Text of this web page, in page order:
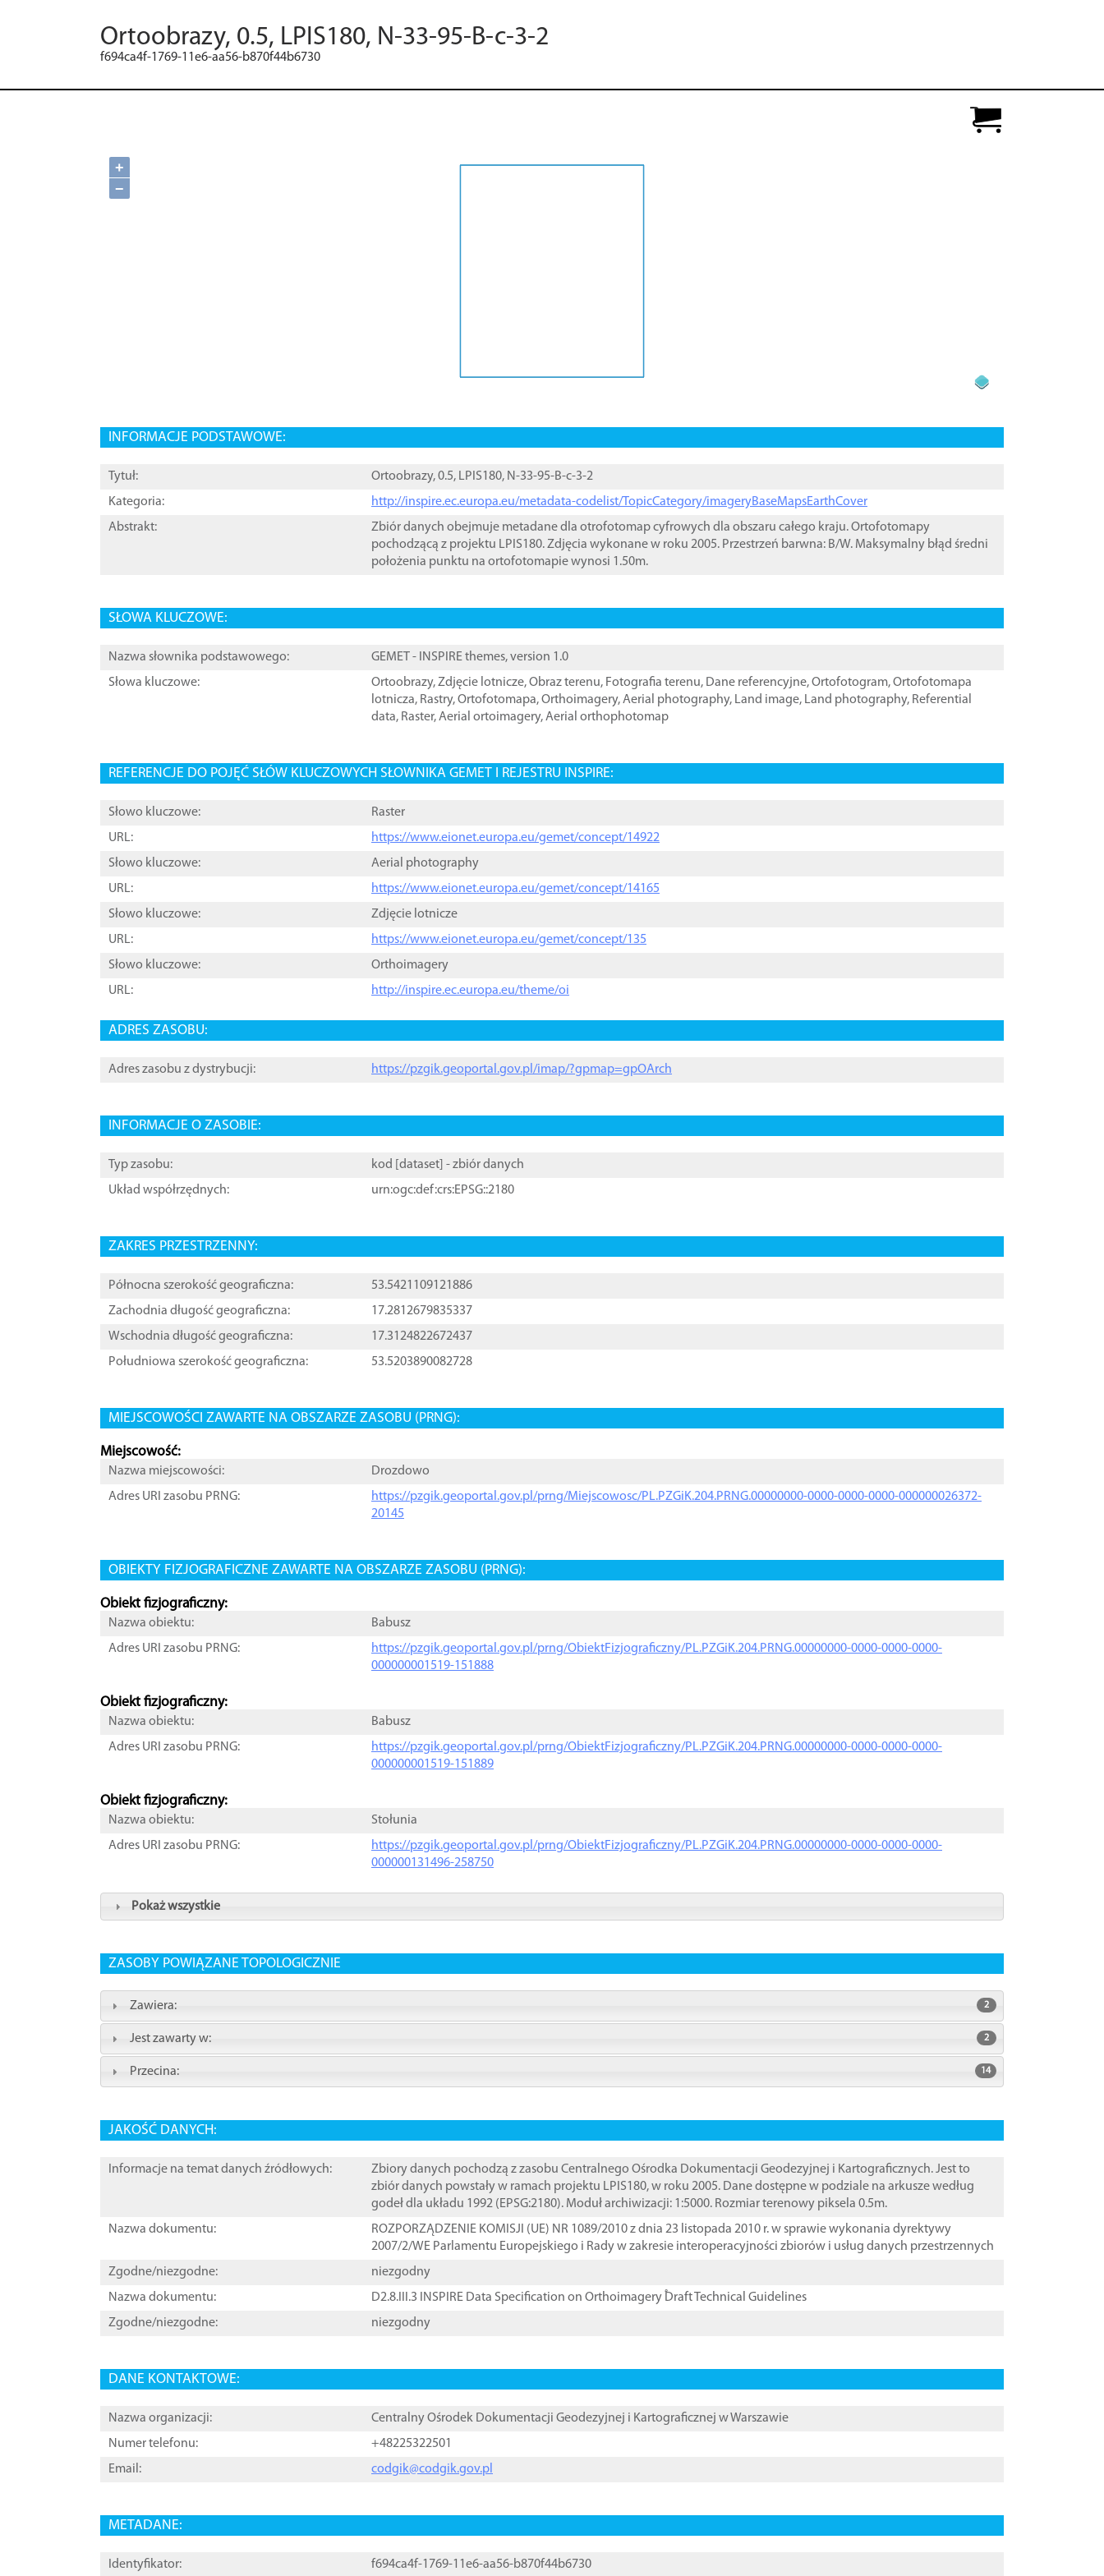
Ortoobrazy, 0.5, LPIS180, N-33-95-B-c-3-2
f694ca4f-1769-11e6-aa56-b870f44b6730
+
−
INFORMACJE PODSTAWOWE:
Tytuł:
Ortoobrazy, 0.5, LPIS180, N-33-95-B-c-3-2
Kategoria:
http://inspire.ec.europa.eu/metadata-codelist/TopicCategory/imageryBaseMapsEarthCover
Abstrakt:
Zbiór danych obejmuje metadane dla otrofotomap cyfrowych dla obszaru całego kraju. Ortofotomapy
pochodzącą z projektu LPIS180. Zdjęcia wykonane w roku 2005. Przestrzeń barwna: B/W. Maksymalny błąd średni
położenia punktu na ortofotomapie wynosi 1.50m.
SŁOWA KLUCZOWE:
Nazwa słownika podstawowego:
GEMET - INSPIRE themes, version 1.0
Słowa kluczowe:
Ortoobrazy,Zdjęcie lotnicze,Obraz terenu, Fotografia terenu, Dane referencyjne,Ortofotogram,Ortofotomapa
lotnicza, Rastry,Ortofotomapa,Orthoimagery,Aerial photography, Land image, Land photography, Referential
data, Raster,Aerial ortoimagery,Aerial orthophotomap
REFERENCJE DO POJĘĆ SŁÓW KLUCZOWYCH SŁOWNIKA GEMET I REJESTRU INSPIRE:
Słowo kluczowe:
Raster
URL:
https://www.eionet.europa.eu/gemet/concept/14922
Słowo kluczowe:
Aerial photography
URL:
https://www.eionet.europa.eu/gemet/concept/14165
Słowo kluczowe:
Zdjęcie lotnicze
URL:
https://www.eionet.europa.eu/gemet/concept/135
Słowo kluczowe:
Orthoimagery
URL:
http://inspire.ec.europa.eu/theme/oi
ADRES ZASOBU:
Adres zasobu z dystrybucji: https://pzgik.geoportal.gov.pl/imap/?gpmap=gpOArch
INFORMACJE O ZASOBIE:
Typ zasobu: kod [ dataset ] - zbiór danych
Układ współrzędnych:
urn:ogc:def:crs:EPSG::2180
ZAKRES PRZESTRZENNY:
Północna szerokość geograficzna:
53.5421109121886
Zachodnia długość geograficzna:
17.2812679835337
Wschodnia długość geograficzna:
17.3124822672437
Południowa szerokość geograficzna:
53.5203890082728
MIEJSCOWOŚCI ZAWARTE NA OBSZARZE ZASOBU (PRNG):
Miejscowość:
Nazwa miejscowości:
Drozdowo
Adres URI zasobu PRNG:
https://pzgik.geoportal.gov.pl/prng/Miejscowosc/PL.PZGiK.204.PRNG.00000000-0000-0000-0000-000000026372-
20145
OBIEKTY FIZJOGRAFICZNE ZAWARTE NA OBSZARZE ZASOBU (PRNG):
Obiekt fizjograficzny:
Nazwa obiektu:
Babusz
Adres URI zasobu PRNG:
https://pzgik.geoportal.gov.pl/prng/ObiektFizjograficzny/PL.PZGiK.204.PRNG.00000000-0000-0000-0000-
000000001519-151888
Obiekt fizjograficzny:
Nazwa obiektu:
Babusz
Adres URI zasobu PRNG:
https://pzgik.geoportal.gov.pl/prng/ObiektFizjograficzny/PL.PZGiK.204.PRNG.00000000-0000-0000-0000-
000000001519-151889
Obiekt fizjograficzny:
Nazwa obiektu:
Stołunia
Adres URI zasobu PRNG:
https://pzgik.geoportal.gov.pl/prng/ObiektFizjograficzny/PL.PZGiK.204.PRNG.00000000-0000-0000-0000-
000000131496-258750
Pokaż wszystkie
ZASOBY POWIĄZANE TOPOLOGICZNIE
Zawiera: 2
Jest zawarty w: 2
Przecina: 14
JAKOŚĆ DANYCH:
Informacje na temat danych źródłowych:
Zbiory danych pochodzą z zasobu Centralnego Ośrodka Dokumentacji Geodezyjnej i Kartograficznych. Jest to
zbiór danych powstały w ramach projektu LPIS180, w roku 2005. Dane dostępne w podziale na arkusze według
godeł dla układu 1992 (EPSG:2180). Moduł archiwizacji: 1:5000. Rozmiar terenowy piksela 0.5m.
Nazwa dokumentu:
ROZPORZĄDZENIE KOMISJI (UE) NR 1089/2010 z dnia 23 listopada 2010 r. w sprawie wykonania dyrektywy
2007/2/WE Parlamentu Europejskiego i Rady w zakresie interoperacyjności zbiorów i usług danych przestrzennych
Zgodne/niezgodne:
niezgodny
Nazwa dokumentu:
D2.8.III.3 INSPIRE Data Specification on Orthoimagery ֠Draft Technical Guidelines
Zgodne/niezgodne:
niezgodny
DANE KONTAKTOWE:
Nazwa organizacji:
Centralny Ośrodek Dokumentacji Geodezyjnej i Kartograficznej w Warszawie
Numer telefonu:
+48225322501
Email:
codgik@codgik.gov.pl
METADANE:
Identyfikator: f694ca4f-1769-11e6-aa56-b870f44b6730